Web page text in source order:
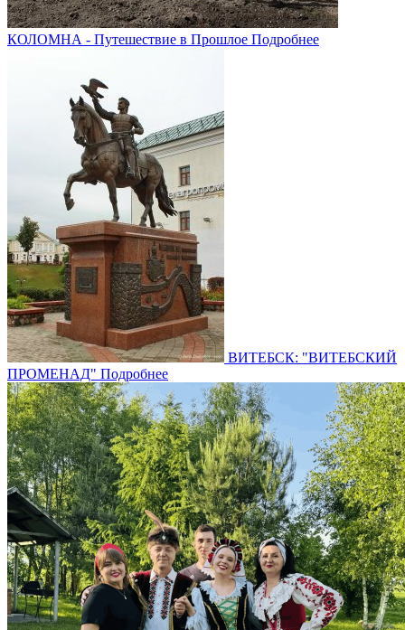
КОЛОМНА - Путешествие в Прошлое Подробнее
ВИТЕБСК: "ВИТЕБСКИЙ
ПРОМЕНАД" Подробнее